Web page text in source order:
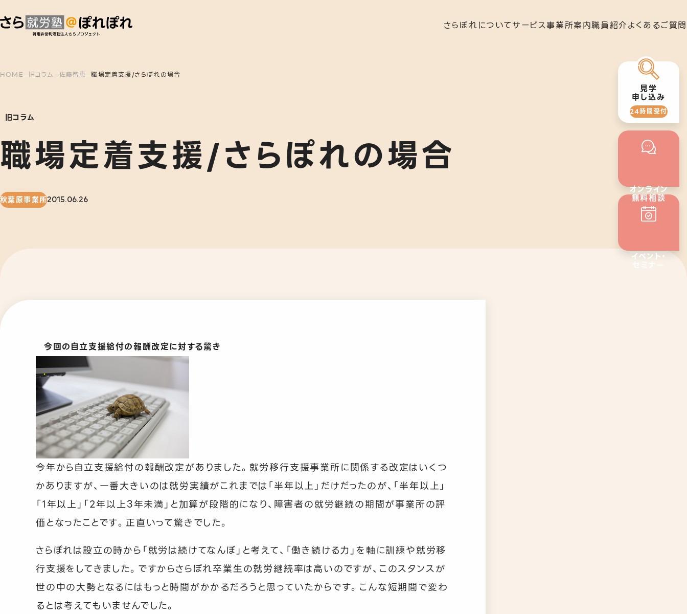
さらぽれについて
代表者あいさつ
サービス
企業向けサービス
事業所案内職員紹介よくあるご質問
見学
申し込み
24時間受付
オンライン
無料相談
24時間受付
イベント・
セミナー
HOME 旧コラム 佐藤智恵 職場定着支援/さらぽれの場合
旧コラム
職場定着支援/さらぽれの場合
秋葉原事業所2015.06.26
今回の自立支援給付の報酬改定に対する驚き
今年から自立支援給付の報酬改定がありました。就労移行支援事業所に関係する改定はいくつ
かありますが、一番大きいのは就労実績がこれまでは「半年以上」だけだったのが、「半年以上」
「1年以上」「2年以上3年未満」と加算が段階的になり、障害者の就労継続の期間が事業所の評
価となったことです。正直いって驚きでした。
さらぽれは設立の時から「就労は続けてなんぼ」と考えて、「働き続ける力」を軸に訓練や就労移
行支援をしてきました。ですからさらぽれ卒業生の就労継続率は高いのですが、このスタンスが
世の中の大勢となるにはもっと時間がかかるだろうと思っていたからです。こんな短期間で変わ
るとは考えてもいませんでした。